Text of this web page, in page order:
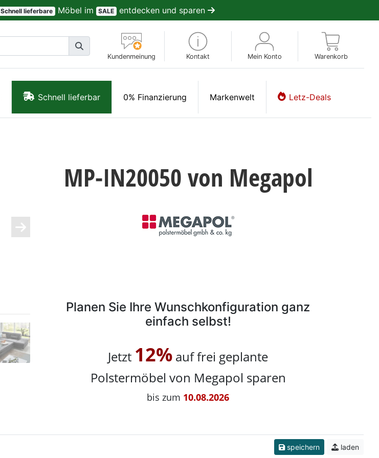
Schnell lieferbare Möbel im SALE entdecken und sparen
Kundenmeinung Kontakt Mein Konto Warenkorb
Schnell lieferbar 0% Finanzierung Markenwelt Letz-Deals
MP-IN20050 von Megapol
Planen Sie Ihre Wunschkonfiguration ganz
einfach selbst!
Jetzt 12% auf frei geplante
Polstermöbel von Megapol sparen
bis zum 10.08.2026
speichern laden